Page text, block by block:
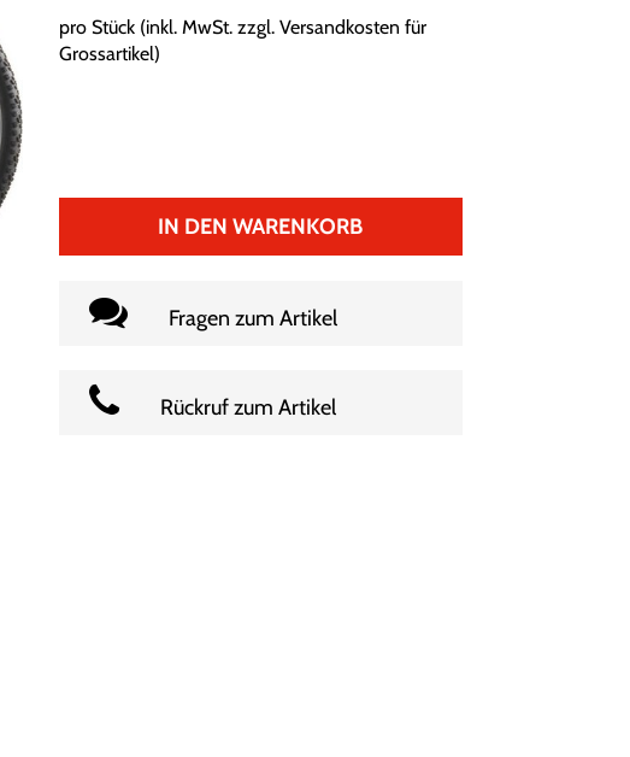
pro Stück (inkl. MwSt. zzgl. Versandkosten für
Grossartikel)
IN DEN WARENKORB
Fragen zum Artikel
Rückruf zum Artikel